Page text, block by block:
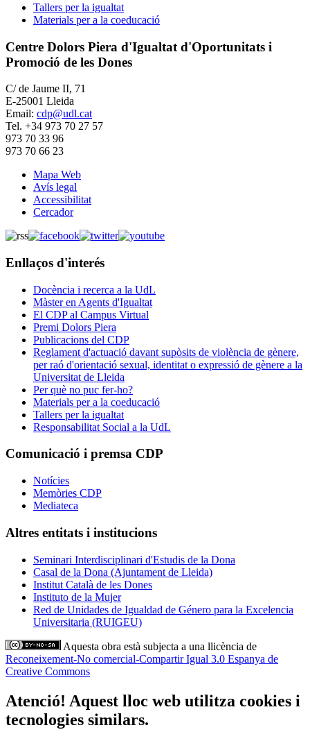
Tallers per la igualtat
Materials per a la coeducació
Centre Dolors Piera d'Igualtat d'Oportunitats i
Promoció de les Dones
C/ de Jaume II, 71
E-25001 Lleida
Email: cdp@udl.cat
Tel. +34 973 70 27 57
973 70 33 96
973 70 66 23
Mapa Web
Avís legal
Accessibilitat
Cercador
Enllaços d'interés
Docència i recerca a la UdL
Màster en Agents d'Igualtat
El CDP al Campus Virtual
Premi Dolors Piera
Publicacions del CDP
Reglament d'actuació davant supòsits de violència de gènere,
per raó d'orientació sexual, identitat o expressió de gènere a la
Universitat de Lleida
Per què no puc fer-ho?
Materials per a la coeducació
Tallers per la igualtat
Responsabilitat Social a la UdL
Comunicació i premsa CDP
Notícies
Memòries CDP
Mediateca
Altres entitats i institucions
Seminari Interdisciplinari d'Estudis de la Dona
Casal de la Dona (Ajuntament de Lleida)
Institut Català de les Dones
Instituto de la Mujer
Red de Unidades de Igualdad de Género para la Excelencia
Universitaria (RUIGEU)
Aquesta obra està subjecta a una llicència de
Reconeixement-No comercial-Compartir Igual 3.0 Espanya de
Creative Commons
Atenció! Aquest lloc web utilitza cookies i
tecnologies similars.